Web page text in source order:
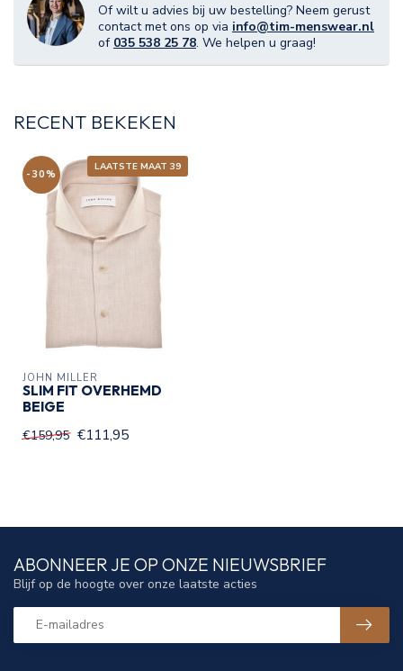
Of wilt u advies bij uw bestelling? Neem gerust
contact met ons op via info@tim-menswear.nl
of 035 538 25 78. We helpen u graag!
RECENT BEKEKEN
LAATSTE MAAT 39
-30%
JOHN MILLER
SLIM FIT OVERHEMD
BEIGE
€159,95 €111,95
ABONNEER JE OP ONZE NIEUWSBRIEF
Blijf op de hoogte over onze laatste acties